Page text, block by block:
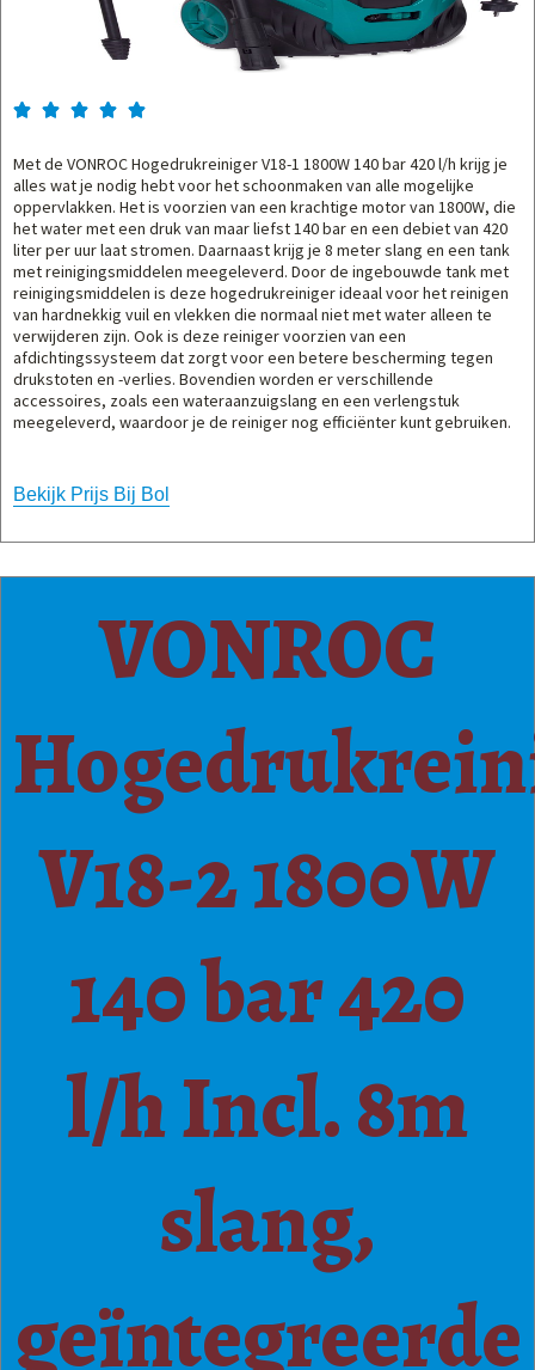
    
Met de VONROC Hogedrukreiniger V18-1 1800W 140 bar 420 l/h krijg je
alles wat je nodig hebt voor het schoonmaken van alle mogelijke
oppervlakken. Het is voorzien van een krachtige motor van 1800W, die
het water met een druk van maar liefst 140 bar en een debiet van 420
liter per uur laat stromen. Daarnaast krijg je 8 meter slang en een tank
met reinigingsmiddelen meegeleverd. Door de ingebouwde tank met
reinigingsmiddelen is deze hogedrukreiniger ideaal voor het reinigen
van hardnekkig vuil en vlekken die normaal niet met water alleen te
verwijderen zijn. Ook is deze reiniger voorzien van een
afdichtingssysteem dat zorgt voor een betere bescherming tegen
drukstoten en -verlies. Bovendien worden er verschillende
accessoires, zoals een wateraanzuigslang en een verlengstuk
meegeleverd, waardoor je de reiniger nog efficiënter kunt gebruiken.
Bekijk Prijs Bij Bol
VONROC
V18-2 1800W
140 bar 420
l/h Incl. 8m
slang,
geïntegreerde